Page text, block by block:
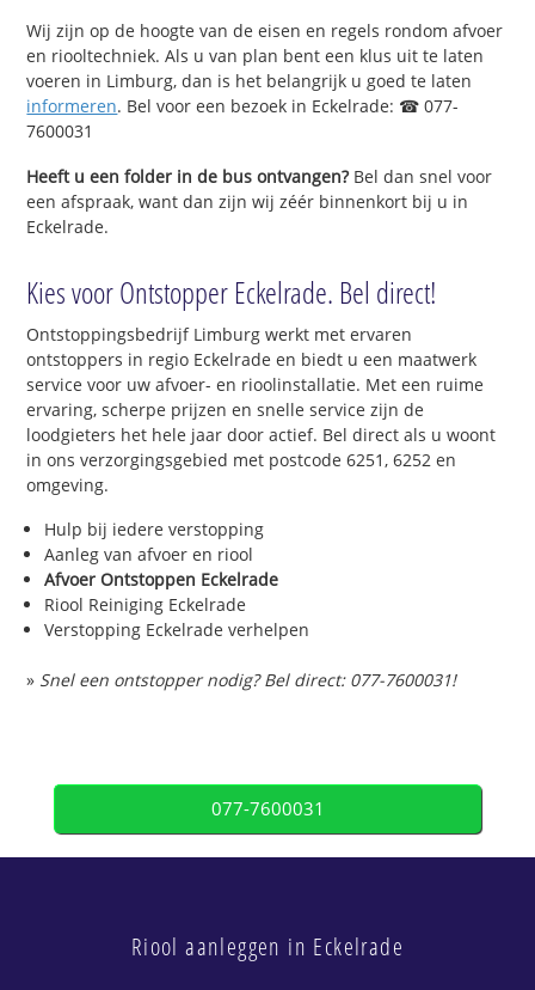
Wij zijn op de hoogte van de eisen en regels rondom afvoer
en riooltechniek. Als u van plan bent een klus uit te laten
voeren in Limburg, dan is het belangrijk u goed te laten
informeren. Bel voor een bezoek in Eckelrade: ☎ 077-
7600031
Heeft u een folder in de bus ontvangen?Bel dan snel voor
een afspraak, want dan zijn wij zéér binnenkort bij u in
Eckelrade.
Kies voor Ontstopper Eckelrade. Bel direct!
Ontstoppingsbedrijf Limburg werkt met ervaren
ontstoppers in regio Eckelrade en biedt u een maatwerk
service voor uw afvoer- en rioolinstallatie. Met een ruime
ervaring, scherpe prijzen en snelle service zijn de
loodgieters het hele jaar door actief. Bel direct als u woont
in ons verzorgingsgebied met postcode 6251, 6252 en
omgeving.
Hulp bij iedere verstopping
Aanleg van afvoer en riool
Afvoer Ontstoppen Eckelrade
Riool Reiniging Eckelrade
Verstopping Eckelrade verhelpen
» Snel een ontstopper nodig? Bel direct: 077-7600031!
077-7600031
Riool aanleggen in Eckelrade